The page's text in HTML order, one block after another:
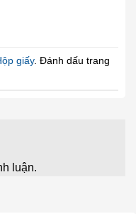
giấy. Đánh dấu trang
luận.